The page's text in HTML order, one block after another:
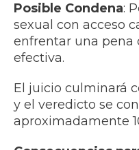
Posible Condena:
sexual con acceso
enfrentar una pena
efectiva.
El juicio culminará
y el veredicto se
aproximadamente